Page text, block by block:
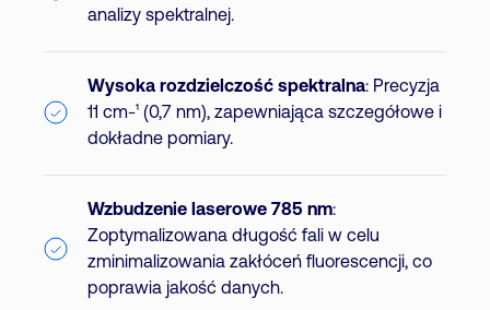
analizy spektralnej.
Wysoka rozdzielczość spektralna: Precyzja
11 cm-¹ (0,7 nm), zapewniająca szczegółowe i
dokładne pomiary.
Wzbudzenie laserowe 785 nm:
Zoptymalizowana długość fali w celu
zminimalizowania zakłóceń fluorescencji, co
poprawia jakość danych.